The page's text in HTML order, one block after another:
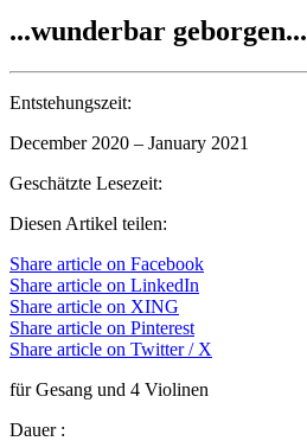
...wunderbar geborgen...
Entstehungszeit:
December 2020 – January 2021
Geschätzte Lesezeit:
Diesen Artikel teilen:
Share article on Facebook
Share article on LinkedIn
Share article on XING
Share article on Pinterest
Share article on Twitter / X
für Gesang und 4 Violinen
Dauer :